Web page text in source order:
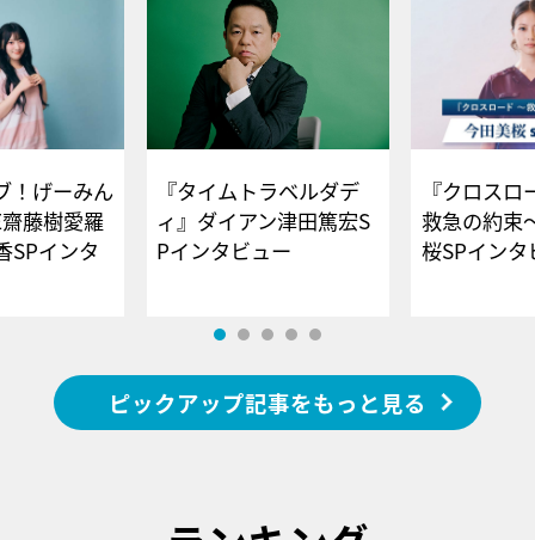
！げーみん
藤樹愛羅
SPインタ
『タイムトラベルダデ
ィ』ダイアン津田篤宏S
Pインタビュー
『クロス
救急の約束
桜SPイ
ピックアップ記事をもっと見る